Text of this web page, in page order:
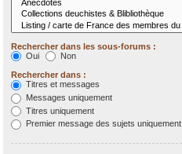
Rechercher dans les sous-forums :
Oui
Non
Rechercher dans :
Titres et messages
Messages uniquement
Titres uniquement
Premier message des sujets uniquement